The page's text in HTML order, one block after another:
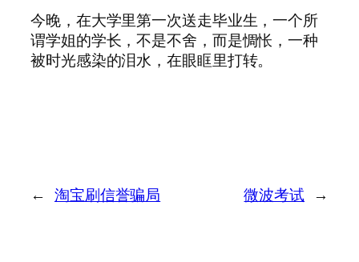
今晚，在大学里第一次送走毕业生，一个所
谓学姐的学长，不是不舍，而是惆怅，一种
被时光感染的泪水，在眼眶里打转。
← 淘宝刷信誉骗局 微波考试 →